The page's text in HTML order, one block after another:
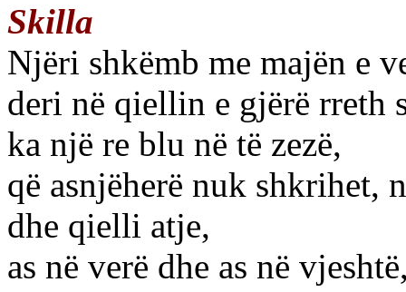
Skilla
Njëri shkëmb me majën e
deri në qiellin e gjërë rreth
ka një re blu në të zezë,
që asnjëherë nuk shkrihet,
dhe qielli atje,
as në verë dhe as në